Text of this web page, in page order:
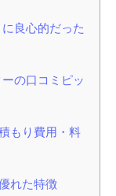
良心的だった
の口コミピッ
もり費用・料
れた特徴